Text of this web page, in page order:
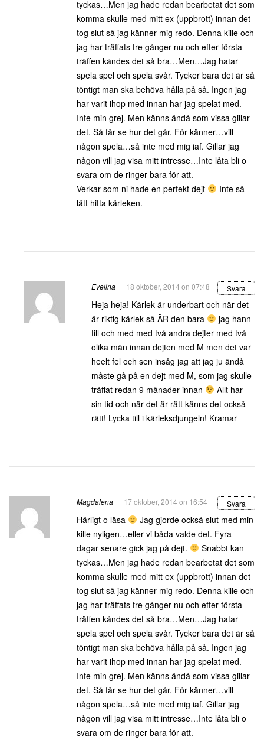
tyckas…Men jag hade redan bearbetat det som
komma skulle med mitt ex (uppbrott) innan det
tog slut så jag känner mig redo. Denna kille och
jag har träffats tre gånger nu och efter första
träffen kändes det så bra…Men…Jag hatar
spela spel och spela svår. Tycker bara det är så
töntigt man ska behöva hålla på så. Ingen jag
har varit ihop med innan har jag spelat med.
Inte min grej. Men känns ändå som vissa gillar
det. Så får se hur det går. För känner…vill
någon spela…så inte med mig iaf. Gillar jag
någon vill jag visa mitt intresse…Inte låta bli o
svara om de ringer bara för att.
Verkar som ni hade en perfekt dejt
Inte så
lätt hitta kärleken.
Evelina 18 oktober, 2014 on 07:48 Svara
Heja heja! Kärlek är underbart och när det
är riktig kärlek så ÄR den bara
jag hann
till och med med två andra dejter med två
olika män innan dejten med M men det var
heelt fel och sen insåg jag att jag ju ändå
måste gå på en dejt med M, som jag skulle
träffat redan 9 månader innan
Allt har
sin tid och när det är rätt känns det också
rätt! Lycka till i kärleksdjungeln! Kramar
Magdalena 17 oktober, 2014 on 16:54 Svara
Härligt o läsa
Jag gjorde också slut med min
kille nyligen…eller vi båda valde det. Fyra
dagar senare gick jag på dejt.
Snabbt kan
tyckas…Men jag hade redan bearbetat det som
komma skulle med mitt ex (uppbrott) innan det
tog slut så jag känner mig redo. Denna kille och
jag har träffats tre gånger nu och efter första
träffen kändes det så bra…Men…Jag hatar
spela spel och spela svår. Tycker bara det är så
töntigt man ska behöva hålla på så. Ingen jag
har varit ihop med innan har jag spelat med.
Inte min grej. Men känns ändå som vissa gillar
det. Så får se hur det går. För känner…vill
någon spela…så inte med mig iaf. Gillar jag
någon vill jag visa mitt intresse…Inte låta bli o
svara om de ringer bara för att.